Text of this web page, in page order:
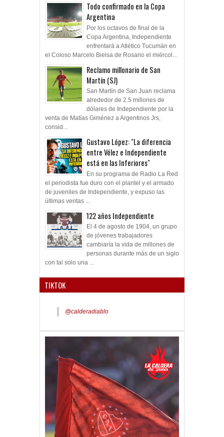
Todo confirmado en la Copa
Argentina
Por los octavos de final de la
Copa Argentina, Independiente
enfrentará a Atlético Tucumán en
el Coloso Marcelo Bielsa de Rosario el miércol...
Reclamo millonario de San
Martín (SJ)
San Martín de San Juan reclama
alrededor de 2.5 millones de
dólares de Independiente por la
venta de Matías Giménez a Argentinos Jrs,
consid...
Gustavo López: "La diferencia
entre Vélez e Independiente
está en las Inferiores"
En su programa de Radio La Red
el periodista fue duro con el plantel y el armado
de juveniles de Independiente, y expuso las
últimas ventas ...
122 años Independiente
El 4 de agosto de 1904, un grupo
de jóvenes trabajadores
cambiaría la vida de millones de
personas durante más de un siglo
con tal solo una ...
TIKTOK
@calderadiablo